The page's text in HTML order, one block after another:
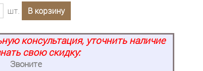
шт.
В корзину
консультация, уточнить наличие
свою скидку:
Звоните